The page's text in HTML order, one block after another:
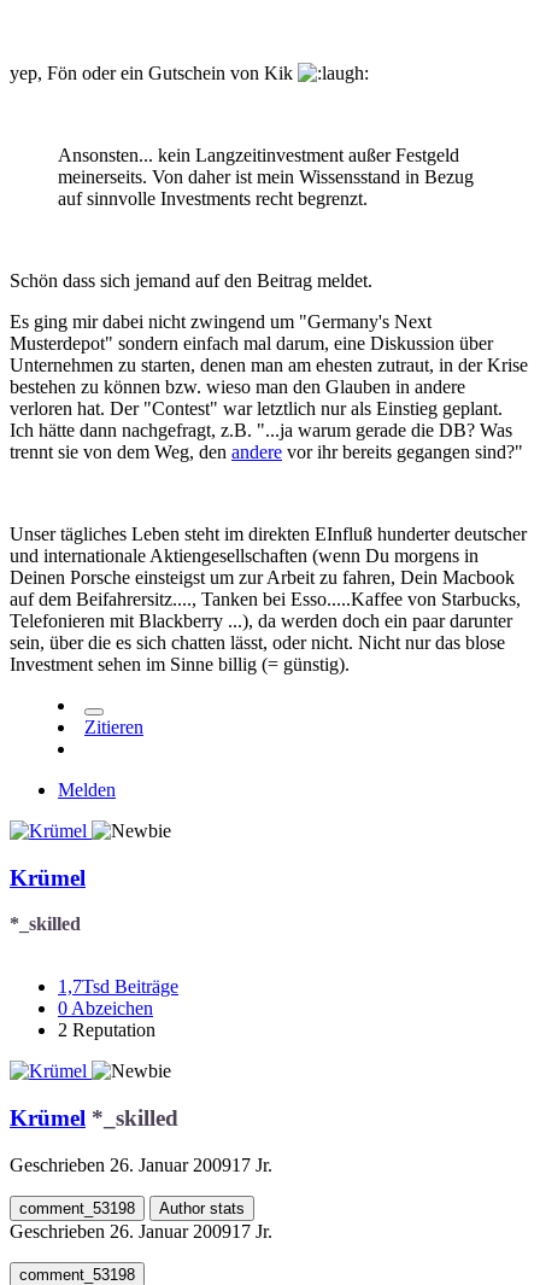
yep, Fön oder ein Gutschein von Kik
Ansonsten... kein Langzeitinvestment außer Festgeld
meinerseits. Von daher ist mein Wissensstand in Bezug
auf sinnvolle Investments recht begrenzt.
Schön dass sich jemand auf den Beitrag meldet.
Es ging mir dabei nicht zwingend um "Germany's Next
Musterdepot" sondern einfach mal darum, eine Diskussion über
Unternehmen zu starten, denen man am ehesten zutraut, in der Krise
bestehen zu können bzw. wieso man den Glauben in andere
verloren hat. Der "Contest" war letztlich nur als Einstieg geplant.
Ich hätte dann nachgefragt, z.B. "...ja warum gerade die DB? Was
trennt sie von dem Weg, den andere vor ihr bereits gegangen sind?"
Unser tägliches Leben steht im direkten EInfluß hunderter deutscher
und internationale Aktiengesellschaften (wenn Du morgens in
Deinen Porsche einsteigst um zur Arbeit zu fahren, Dein Macbook
auf dem Beifahrersitz...., Tanken bei Esso.....Kaffee von Starbucks,
Telefonieren mit Blackberry ...), da werden doch ein paar darunter
sein, über die es sich chatten lässt, oder nicht. Nicht nur das blose
Investment sehen im Sinne billig (= günstig).
Zitieren
Melden
Krümel
*_skilled
1,7Tsd Beiträge
0 Abzeichen
2 Reputation
Krümel *_skilled
Geschrieben 26. Januar 200917 Jr.
comment_53198 Author stats
Geschrieben 26. Januar 200917 Jr.
comment_53198